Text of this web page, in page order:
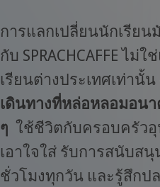
การแลกเปลี่ยนนักเรียน
กับ SPRACHCAFFE ไม่
เรียนต่างประเทศเท่านั้น
เดินทางที่หล่อหลอมอน
ๆ ใช้ชีวิตกับครอบครัว
เอาใจใส่ รับการสนับส
ชั่วโมงทุกวัน และรู้สึกป